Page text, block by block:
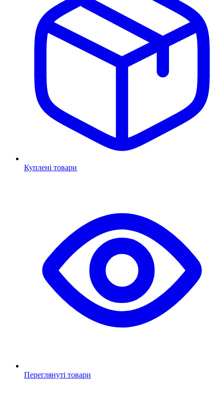
Куплені товари
Переглянуті товари